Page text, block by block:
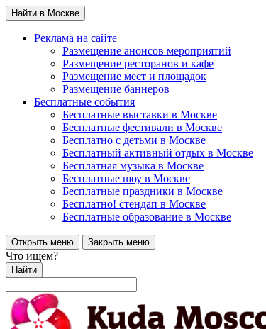
Найти в Москве
Реклама на сайте
Размещение анонсов мероприятий
Размещение ресторанов и кафе
Размещение мест и площадок
Размещение баннеров
Бесплатные события
Бесплатные выставки в Москве
Бесплатные фестивали в Москве
Бесплатно с детьми в Москве
Бесплатный активный отдых в Москве
Бесплатная музыка в Москве
Бесплатные шоу в Москве
Бесплатные праздники в Москве
Бесплатно! стендап в Москве
Бесплатные образование в Москве
Открыть меню Закрыть меню
Что ищем?
Найти